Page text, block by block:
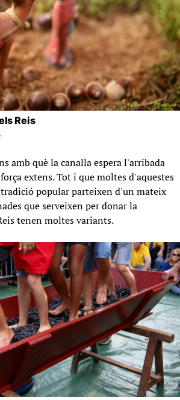
Reis
amb què la canalla espera l'arribada
extens. Tot i que moltes d'aquestes
popular parteixen d'un mateix
que serveixen per donar la
tenen moltes variants.